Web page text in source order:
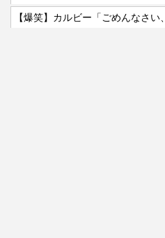
【爆笑】カルビー「ごめんなさ